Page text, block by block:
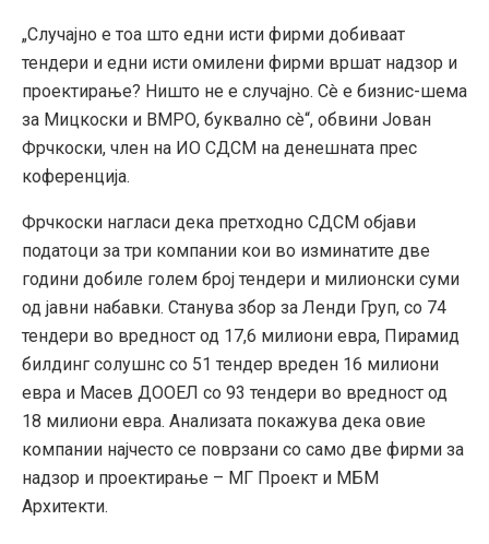
„Случајно е тоа што едни исти фирми добиваат
тендери и едни исти омилени фирми вршат надзор и
проектирање? Ништо не е случајно. Сè е бизнис-шема
за Мицкоски и ВМРО, буквално сè“, обвини Јован
Фрчкоски, член на ИО СДСМ на денешната прес
коференција.
Фрчкоски нагласи дека претходно СДСМ објави
податоци за три компании кои во изминатите две
години добиле голем број тендери и милионски суми
од јавни набавки. Станува збор за Ленди Груп, со 74
тендери во вредност од 17,6 милиони евра, Пирамид
билдинг солушнс со 51 тендер вреден 16 милиони
евра и Масев ДООЕЛ со 93 тендери во вредност од
18 милиони евра. Анализата покажува дека овие
компании најчесто се поврзани со само две фирми за
надзор и проектирање – МГ Проект и МБМ
Архитекти.